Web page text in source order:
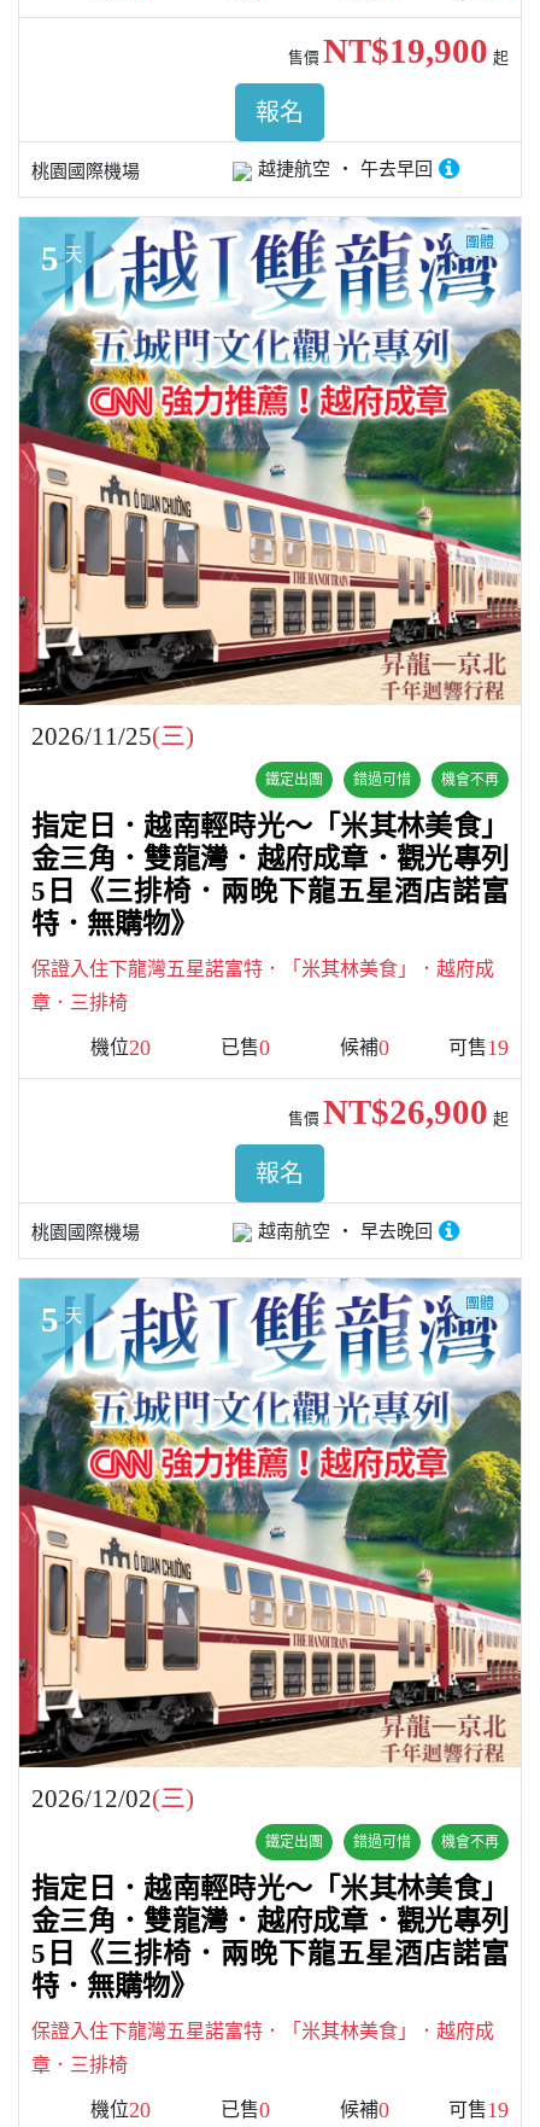
桃園國際機場 越捷航空 午去早回
售價 NT$19,900 起
報名
5 天
團體
2026/11/25(三)
鐵定出團 錯過可惜 機會不再
指定日．越南輕時光～「米其林美食」
金三角．雙龍灣．越府成章．觀光專列
5日《三排椅．兩晚下龍五星酒店諾富
特．無購物》
保證入住下龍灣五星諾富特．「米其林美食」．越府成
章．三排椅
機位20 已售0 候補0 可售19
桃園國際機場 越南航空 早去晚回
售價 NT$26,900 起
報名
5 天
團體
2026/12/02(三)
鐵定出團 錯過可惜 機會不再
指定日．越南輕時光～「米其林美食」
金三角．雙龍灣．越府成章．觀光專列
5日《三排椅．兩晚下龍五星酒店諾富
特．無購物》
保證入住下龍灣五星諾富特．「米其林美食」．越府成
章．三排椅
機位20 已售0 候補0 可售19